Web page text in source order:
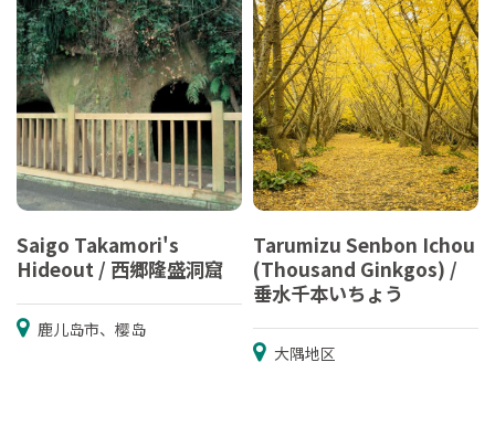
Saigo Takamori's
Hideout / 西郷隆盛洞窟
鹿儿岛市、樱岛
Tarumizu Senbon Ichou
(Thousand Ginkgos) /
垂水千本いちょう
大隅地区